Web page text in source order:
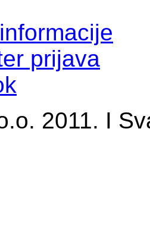
prijava
2011. I